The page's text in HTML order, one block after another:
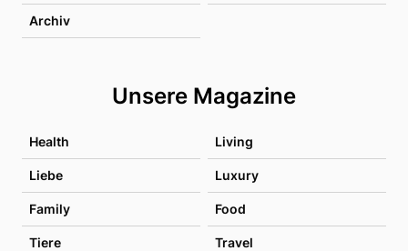
Archiv
Unsere Magazine
Health Living
Liebe Luxury
Family Food
Tiere Travel